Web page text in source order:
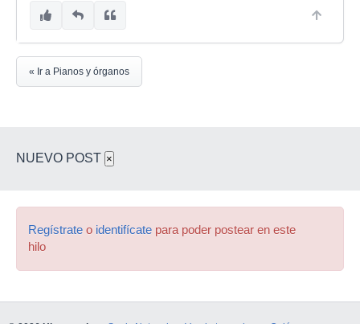
« Ir a Pianos y órganos
NUEVO POST ×
Regístrate o identifícate para poder postear en este
hilo